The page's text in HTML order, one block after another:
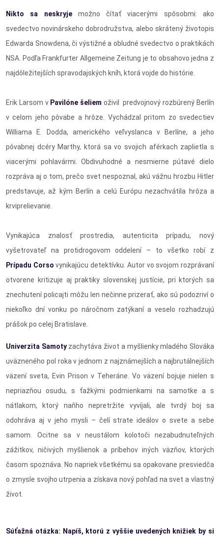
Nikto sa neskryjemožno čítať viacerými spôsobmi: ako
svedectvo novinárskeho dobrodružstva, alebo skrátený životopis
Edwarda Snowdena, či výstižné a obludné svedectvo o praktikách
NSA. Podľa Frankfurter Allgemeine Zeitung je to obsahovo jedna z
najdôležitejších spravodajských kníh, ktorá vojde do histórie.
Erik Larsom v Pavilóne šeliem oživil predvojnový rozbúrený Berlín
v celom jeho pôvabe a hrôze. Vychádzal pritom zo svedectiev
Williama E. Dodda, amerického veľvyslanca v Berlíne, a jeho
pôvabnej dcéry Marthy, ktorá sa vo svojich aférkach zaplietla s
viacerými pohlavármi. Obdivuhodné a nesmierne pútavé dielo
rozpráva aj o tom, prečo svet nespoznal, akú vážnu hrozbu Hitler
predstavuje, až kým Berlín a celú Európu nezachvátila hrôza a
krviprelievanie.
Vynikajúca znalosť prostredia, autenticita prípadu, nový
vyšetrovateľ na protidrogovom oddelení – to všetko robí z
Prípadu Corso vynikajúcu detektívku. Autor vo svojom rozprávaní
otvorene kritizuje aj praktiky slovenskej justície, pri ktorých sa
znechutení policajti môžu len nečinne prizerať, ako sú podozriví o
niekoľko dní vonku po náročnom zatýkaní a veselo rozhadzujú
prášok po celej Bratislave.
Univerzita Samotyzachytáva život a myšlienky mladého Slováka
uväzneného pol roka v jednom z najznámejších a najbrutálnejších
väzení sveta, Evin Prison v Teheráne. Vo väzení bojuje nielen s
nepriazňou osudu, s ťažkými podmienkami na samotke a s
nátlakom, ktorý naňho nepretržite vyvíjali, ale tvrdý boj sa
odohráva aj v jeho mysli – čelí strate ideálov o svete a sebe
samom. Ocitne sa v neustálom kolotoči nezabudnuteľných
zážitkov, ničivých myšlienok a príbehov iných väzňov, ktorých
časom spoznáva. No napriek všetkému sa opakovane presviedča
o zmysle svojho utrpenia a získava nový pohľad na svet a vlastný
život.
Súťažná otázka: Napíš, ktorú z vyššie uvedených knižiek by si